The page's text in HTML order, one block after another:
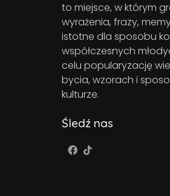
to miejsce, w którym
wyrażenia, frazy,
istotne dla sposobu
współczesnych
celu popularyzację
bycia, wzorach i
kulturze.
Śledź nas